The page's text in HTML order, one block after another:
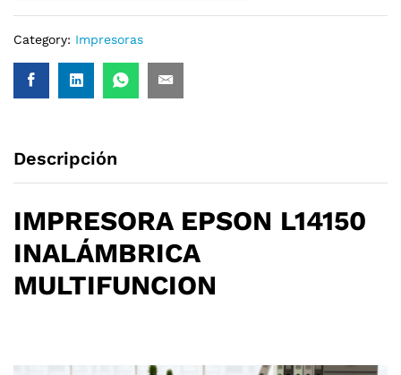
(1A
o
12000pag)
Category: Impresoras
Descripción
IMPRESORA EPSON L14150
INALÁMBRICA
MULTIFUNCION